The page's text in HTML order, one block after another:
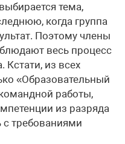
тема,
когда группа
Поэтому члены
весь процесс
Кстати, из всех
«Образовательный
работы,
из разряда
с требованиями